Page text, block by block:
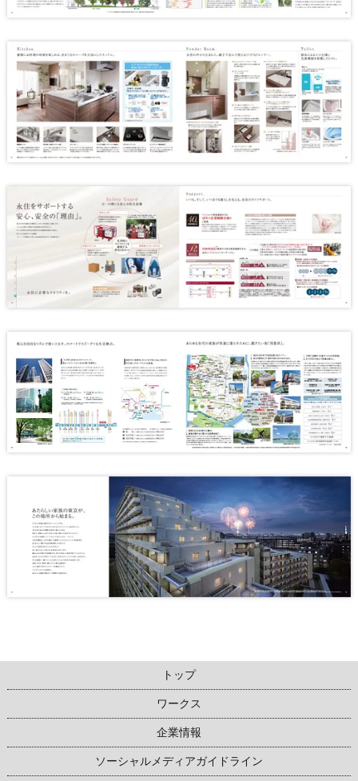
トップ
ワークス
企業情報
ソーシャルメディアガイドライン